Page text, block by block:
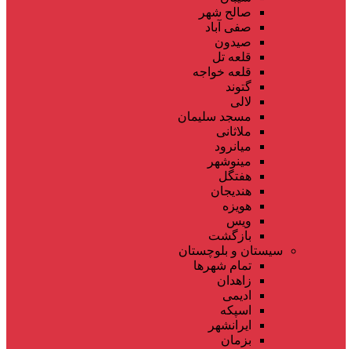
صالح شهر
صفی آباد
صیدون
قلعه تل
قلعه خواجه
گتوند
لالی
مسجد سلیمان
ملاثانی
میانرود
مینوشهر
هفتگل
هندیجان
هویزه
ویس
بازگشت
سیستان و بلوچستان
تمام شهر‌ها
زاهدان
ادیمی
اسپکه
ایرانشهر
بزمان